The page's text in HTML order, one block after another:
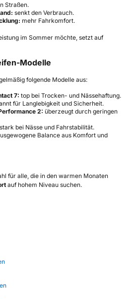
Straßen.
senkt den Verbrauch.
mehr Fahrkomfort.
im Sommer möchte, setzt auf
Modelle
folgende Modelle aus:
7: top bei Trocken- und Nässehaftung.
für Langlebigkeit und Sicherheit.
2: überzeugt durch geringen
stark bei Nässe und Fahrstabilität.
Balance aus Komfort und
für alle, die in den warmen Monaten
auf hohem Niveau suchen.